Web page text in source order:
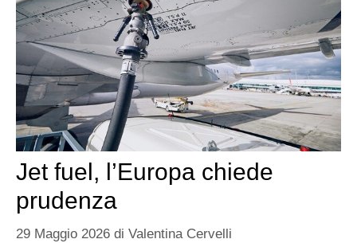
Jet fuel, l’Europa chiede
prudenza
29 Maggio 2026 di Valentina Cervelli